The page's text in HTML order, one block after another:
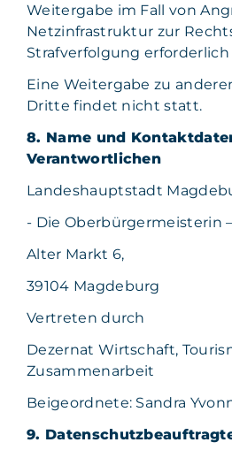
Weitergabe im Fall von
Netzinfrastruktur zur
Strafverfolgung erforderlich
Eine Weitergabe zu
Dritte findet nicht statt.
8. Name und
Verantwortlichen
Landeshauptstadt
- Die Oberbürgermeisterin –
Alter Markt 6,
39104 Magdeburg
Vertreten durch
Dezernat Wirtschaft,
Zusammenarbeit
Beigeordnete: Sandra
9.